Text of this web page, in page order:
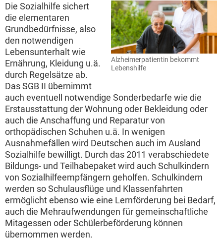
Alzheimerpatientin bekommt
Lebenshilfe
Die Sozialhilfe sichert
die elementaren
Grundbedürfnisse, also
den notwendigen
Lebensunterhalt wie
Ernährung, Kleidung u.ä.
durch Regelsätze ab.
Das SGB II übernimmt
auch eventuell notwendige Sonderbedarfe wie die
Erstausstattung der Wohnung oder Bekleidung oder
auch die Anschaffung und Reparatur von
orthopädischen Schuhen u.ä. In wenigen
Ausnahmefällen wird Deutschen auch im Ausland
Sozialhilfe bewilligt. Durch das 2011 verabschiedete
Bildungs- und Teilhabepaket wird auch Schulkindern
von Sozialhilfeempfängern geholfen. Schulkindern
werden so Schulausflüge und Klassenfahrten
ermöglicht ebenso wie eine Lernförderung bei Bedarf,
auch die Mehraufwendungen für gemeinschaftliche
Mitagessen oder Schülerbeförderung können
übernommen werden.